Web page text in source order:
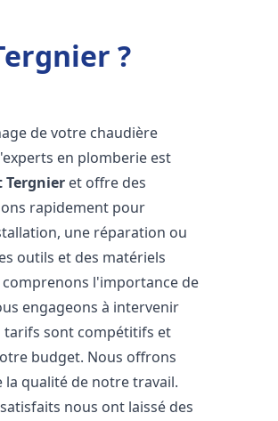
?
de votre chaudière
en plomberie est
Tergnier et offre des
rapidement pour
une réparation ou
outils et des matériels
l'importance de
engageons à intervenir
tarifs sont compétitifs et
budget. Nous offrons
la qualité de notre travail.
nous ont laissé des